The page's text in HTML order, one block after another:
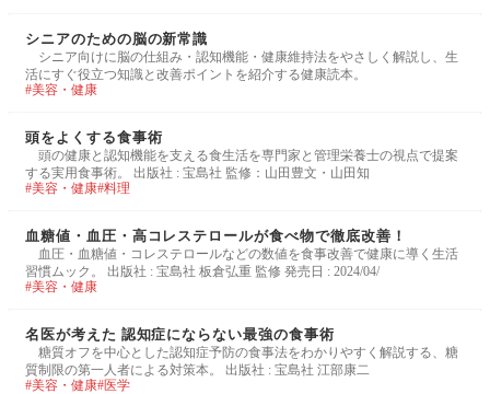
シニアのための脳の新常識
シニア向けに脳の仕組み・認知機能・健康維持法をやさしく解説し、生
活にすぐ役立つ知識と改善ポイントを紹介する健康読本。
美容・健康
頭をよくする食事術
頭の健康と認知機能を支える食生活を専門家と管理栄養士の視点で提案
する実用食事術。 出版社 : 宝島社 監修：山田豊文・山田知
美容・健康 料理
血糖値・血圧・高コレステロールが食べ物で徹底改善！
血圧・血糖値・コレステロールなどの数値を食事改善で健康に導く生活
習慣ムック。 出版社 : 宝島社 板倉弘重 監修 発売日 : 2024/04/
美容・健康
名医が考えた 認知症にならない最強の食事術
糖質オフを中心とした認知症予防の食事法をわかりやすく解説する、糖
質制限の第一人者による対策本。 出版社 : 宝島社 江部康二
美容・健康 医学